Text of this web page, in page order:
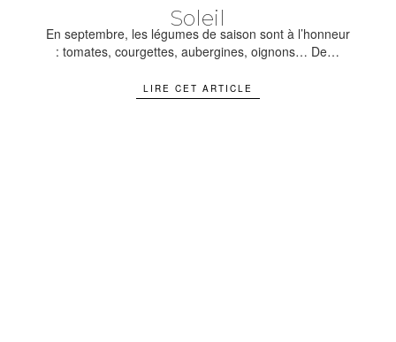
Soleil
En septembre, les légumes de saison sont à l’honneur
: tomates, courgettes, aubergines, oignons… De…
LIRE CET ARTICLE